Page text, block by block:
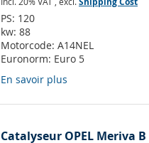
PS: 120
kw: 88
Motorcode: A14NEL
Euronorm: Euro 5
En savoir plus
Catalyseur OPEL Meriva